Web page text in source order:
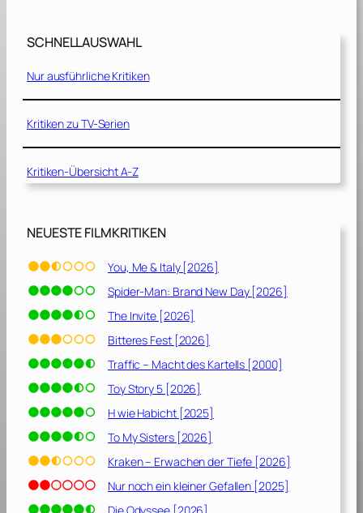
c
a
r
d
w
e
l
2
1
9
]
SCHNELLAUSWAHL
Nur ausführliche Kritiken
Kritiken zu TV-Serien
Kritiken-Übersicht A-Z
NEUESTE FILMKRITIKEN
You, Me & Italy [2026]
Spider-Man: Brand New Day [2026]
The Invite [2026]
Bitteres Fest [2026]
Traffic – Macht des Kartells [2000]
Toy Story 5 [2026]
H wie Habicht [2025]
To My Sisters [2026]
Kraken – Erwachen der Tiefe [2026]
Nur noch ein kleiner Gefallen [2025]
Die Odyssee [2026]